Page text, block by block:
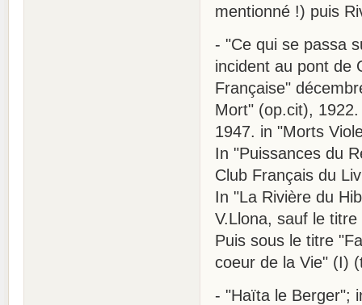
mentionné !) puis
- "Ce qui se passa
incident au pont de
Française"
Mort" (op.cit),
1947. in "Morts
In "Puissances du
Club Français du
In "La Rivière du
V.Llona, sauf le
Puis sous le titre
coeur de la Vie" (I)
- "Haïta le Berger";